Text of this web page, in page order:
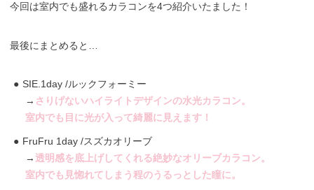
今回は室内でも盛れるカラコンを4つ紹介いたました！
最後にまとめると…
SIE.1day /ルックフォーミー
→ さりげないハイライトデザインの水光カラコン。
室内でも目に光が入って綺麗に見えます！
FruFru 1day /スズカオリーブ
→透明感を底上げしてくれる絶妙なオリーブカラコン。
室内でも見惚れてしまう程のうるっとした瞳に。